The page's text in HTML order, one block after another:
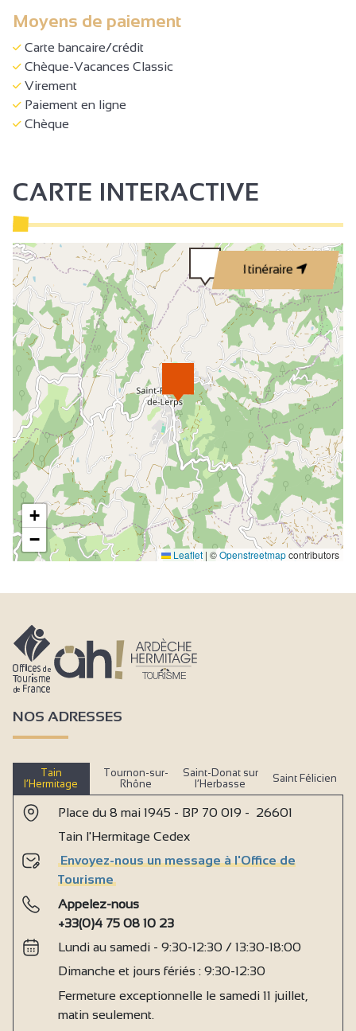
Moyens de paiement
Carte bancaire/crédit
Chèque-Vacances Classic
Virement
Paiement en ligne
Chèque
CARTE INTERACTIVE
Itinéraire
+
−
Leaflet | ©Openstreetmapcontributors
NOS ADRESSES
Tain
l’Hermitage
Tournon-sur-
Rhône
Saint-Donat sur
l’Herbasse
Saint Félicien
Place du 8 mai 1945 - BP 70 019 - 26601
Tain l'Hermitage Cedex
Envoyez-nous un message à l'Office de
Tourisme
Appelez-nous
+33(0)4 75 08 10 23
Lundi au samedi - 9:30-12:30 / 13:30-18:00
Dimanche et jours fériés : 9:30-12:30
Fermeture exceptionnelle le samedi 11 juillet,
matin seulement.